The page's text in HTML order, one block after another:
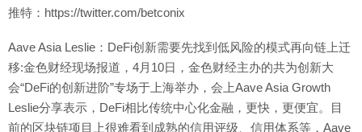
推特：https://twitter.com/betconix
Aave Asia Leslie：DeFi创新需要先找到低风险的模式再向链上迁
移:金色财经现场报道，4月10日，金色财经主办的共为创新大
会“DeFi的创新进阶”专场于上海举办，会上Aave Asia Growth
Leslie分享表示，DeFi相比传统中心化金融，更快，更便宜。目
前的区块链项目上很难看到成熟的信用评级、信用体系等，Aave